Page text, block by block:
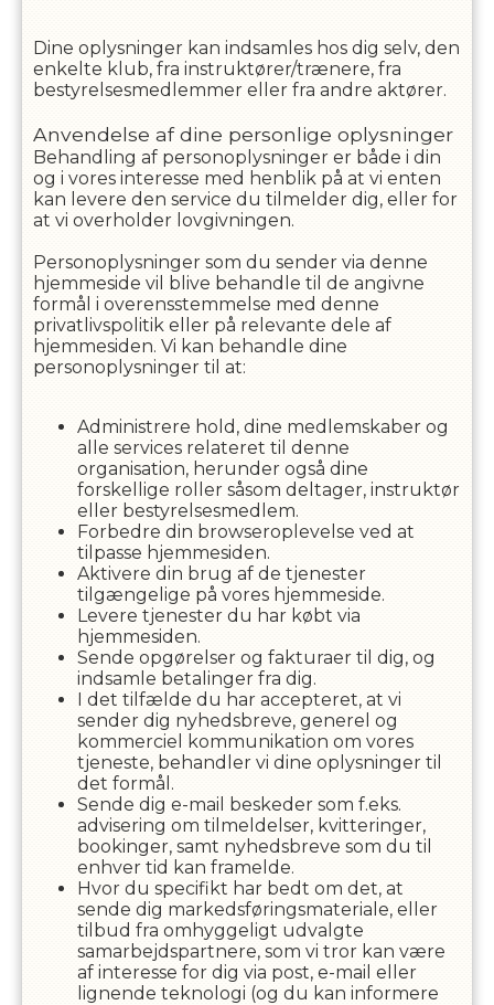
Dine oplysninger kan indsamles hos dig selv, den
enkelte klub, fra instruktører/trænere, fra
bestyrelsesmedlemmer eller fra andre aktører.
Anvendelse af dine personlige oplysninger
Behandling af personoplysninger er både i din
og i vores interesse med henblik på at vi enten
kan levere den service du tilmelder dig, eller for
at vi overholder lovgivningen.
Personoplysninger som du sender via denne
hjemmeside vil blive behandle til de angivne
formål i overensstemmelse med denne
privatlivspolitik eller på relevante dele af
hjemmesiden. Vi kan behandle dine
personoplysninger til at:
Administrere hold, dine medlemskaber og
alle services relateret til denne
organisation, herunder også dine
forskellige roller såsom deltager, instruktør
eller bestyrelsesmedlem.
Forbedre din browseroplevelse ved at
tilpasse hjemmesiden.
Aktivere din brug af de tjenester
tilgængelige på vores hjemmeside.
Levere tjenester du har købt via
hjemmesiden.
Sende opgørelser og fakturaer til dig, og
indsamle betalinger fra dig.
I det tilfælde du har accepteret, at vi
sender dig nyhedsbreve, generel og
kommerciel kommunikation om vores
tjeneste, behandler vi dine oplysninger til
det formål.
Sende dig e-mail beskeder som f.eks.
advisering om tilmeldelser, kvitteringer,
bookinger, samt nyhedsbreve som du til
enhver tid kan framelde.
Hvor du specifikt har bedt om det, at
sende dig markedsføringsmateriale, eller
tilbud fra omhyggeligt udvalgte
samarbejdspartnere, som vi tror kan være
af interesse for dig via post, e-mail eller
lignende teknologi (og du kan informere